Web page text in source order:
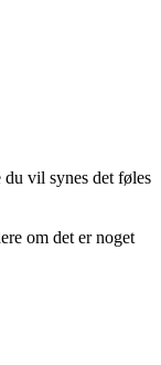
vil synes det føles
om det er noget